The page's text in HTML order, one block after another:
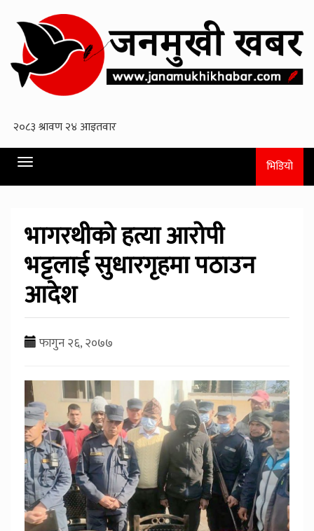
Toggle
navigation
भिडियो
भागरथीको हत्या आरोपी
भट्टलाई सुधारगृहमा पठाउन
आदेश
फागुन २६, २०७७